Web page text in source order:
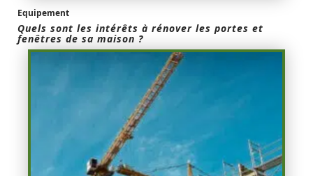
Equipement
Quels sont les intérêts à rénover les portes et
fenêtres de sa maison ?